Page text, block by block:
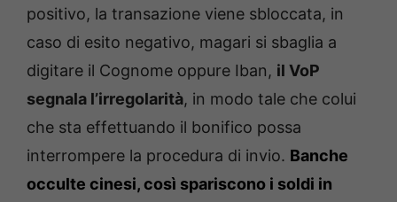
positivo, la transazione viene sbloccata, in
caso di esito negativo, magari si sbaglia a
digitare il Cognome oppure Iban, il VoP
segnala l’irregolarità, in modo tale che colui
che sta effettuando il bonifico possa
interrompere la procedura di invio. Banche
occulte cinesi, così spariscono i soldi in